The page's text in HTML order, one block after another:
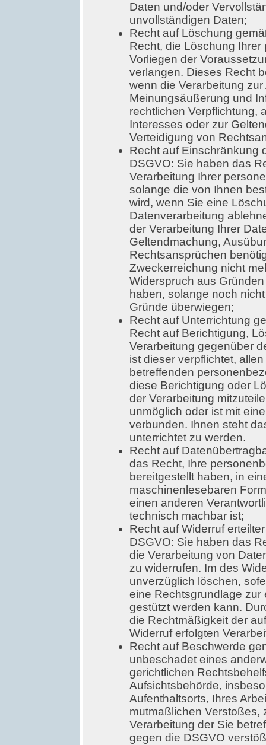
Daten und/oder
unvollständigen Daten;
Recht auf Löschung
Recht, die Löschung
Vorliegen der
verlangen. Dieses Recht
wenn die Verarbeitung
Meinungsäußerung und
rechtlichen Verpflichtung,
Interesses oder zur
Verteidigung von
Recht auf Einschränkung
DSGVO: Sie haben das
Verarbeitung Ihrer
solange die von Ihnen
wird, wenn Sie eine
Datenverarbeitung
der Verarbeitung Ihrer
Geltendmachung,
Rechtsansprüchen
Zweckerreichung nicht
Widerspruch aus
haben, solange noch
Gründe überwiegen;
Recht auf Unterrichtung
Recht auf Berichtigung,
Verarbeitung gegenüber
ist dieser verpflichtet,
betreffenden
diese Berichtigung oder
der Verarbeitung
unmöglich oder ist mit
verbunden. Ihnen steht
unterrichtet zu werden.
Recht auf
das Recht, Ihre
bereitgestellt haben, in
maschinenlesebaren
einen anderen
technisch machbar ist;
Recht auf Widerruf
DSGVO: Sie haben das
die Verarbeitung von
zu widerrufen. Im des
unverzüglich löschen,
eine Rechtsgrundlage zur
gestützt werden kann.
die Rechtmäßigkeit der
Widerruf erfolgten
Recht auf Beschwerde
unbeschadet eines
gerichtlichen
Aufsichtsbehörde,
Aufenthaltsorts, Ihres
mutmaßlichen Verstoßes,
Verarbeitung der Sie
gegen die DSGVO